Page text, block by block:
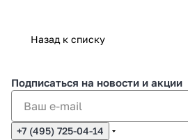
Назад к списку
Подписаться на новости и акции
+7 (495) 725-04-14